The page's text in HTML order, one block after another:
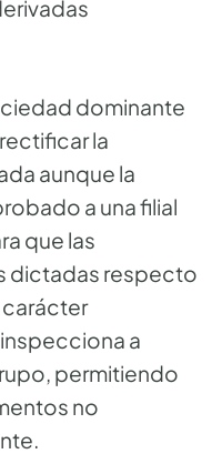
dominante
la
aunque la
a una filial
que las
dictadas respecto
a
permitiendo
no